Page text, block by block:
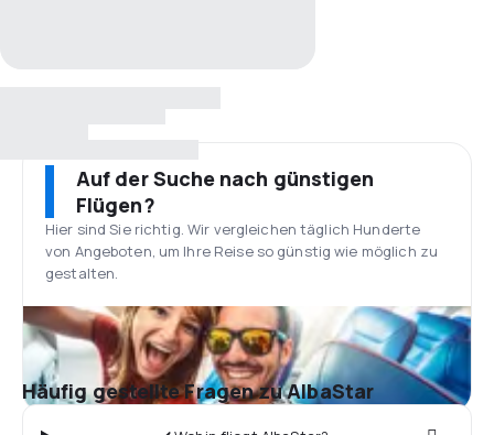
Auf der Suche nach günstigen
Flügen?
Hier sind Sie richtig. Wir vergleichen täglich Hunderte
von Angeboten, um Ihre Reise so günstig wie möglich zu
gestalten.
Häufig gestellte Fragen zu AlbaStar